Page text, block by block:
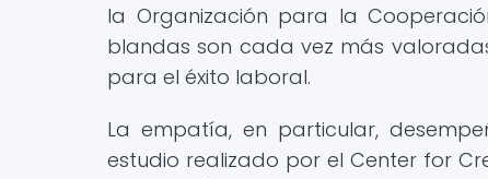
la Organización para la
blandas son cada vez más
para el éxito laboral.
La empatía, en particular,
estudio realizado por el Center for